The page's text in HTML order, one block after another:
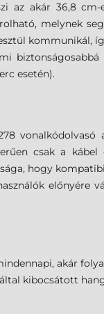
az akár 36,8
melynek
kommunikál,
esetén).
csak a
hogy
akár
kibocsátott